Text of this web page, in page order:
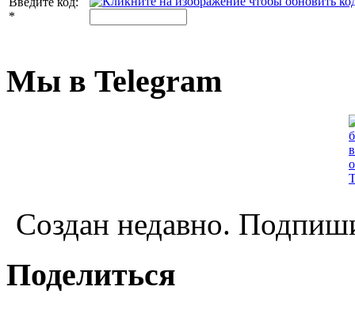
*
Мы в Telegram
Создан недавно.
Поделиться